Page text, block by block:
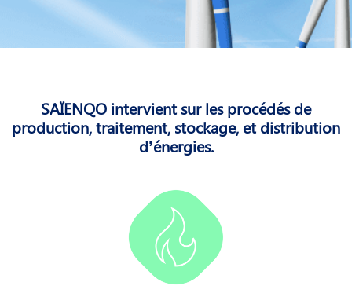
SAÏENQO intervient sur les procédés de
production, traitement, stockage, et distribution
d’énergies.